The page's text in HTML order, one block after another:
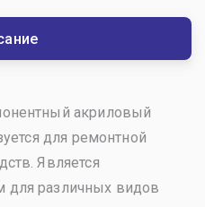
акриловый
для ремонтной
Является
для различных видов